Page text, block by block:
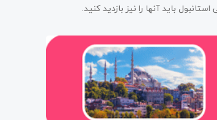
باید آنها را نیز بازدید کنید.